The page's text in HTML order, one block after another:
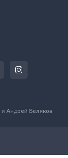
и Андрей Беляков